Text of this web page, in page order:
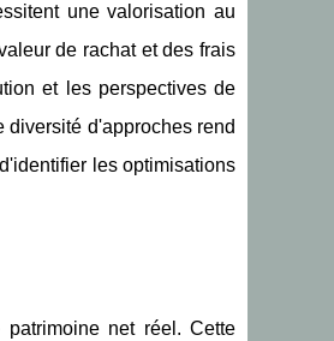
une valorisation au
de rachat et des frais
et les perspectives de
d'approches rend
les optimisations
net réel. Cette